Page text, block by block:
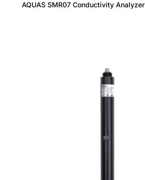
AQUAS SMR07 Conductivity Analyzer